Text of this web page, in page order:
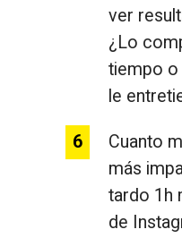
ver
¿Lo
tiempo o
le
Cuanto
más
tardo 1h
de